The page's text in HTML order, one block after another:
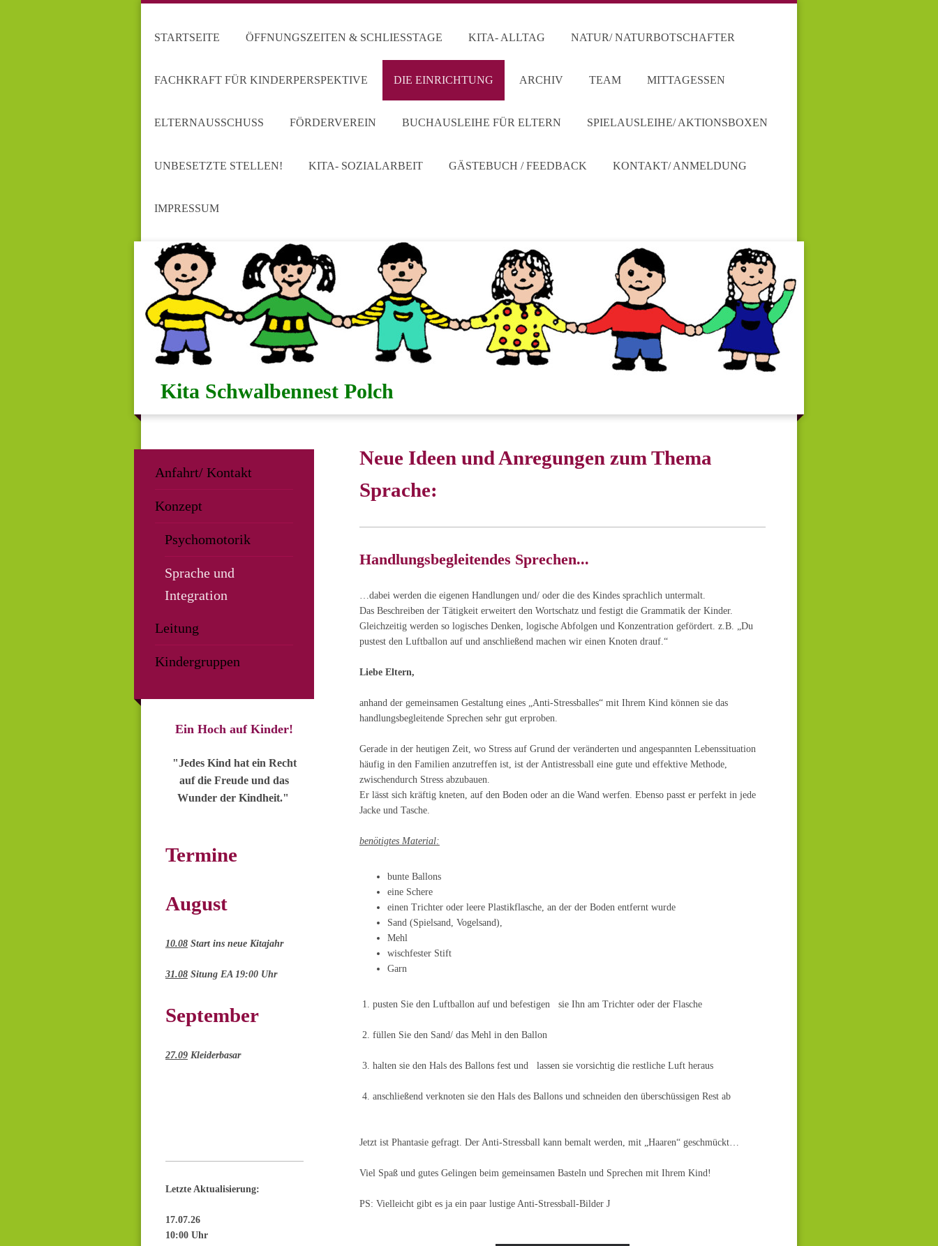
STARTSEITE ÖFFNUNGSZEITEN & SCHLIESSTAGE KITA- ALLTAG NATUR/ NATURBOTSCHAFTER
FACHKRAFT FÜR KINDERPERSPEKTIVE DIE EINRICHTUNG ARCHIV TEAM MITTAGESSEN
ELTERNAUSSCHUSS FÖRDERVEREIN BUCHAUSLEIHE FÜR ELTERN SPIELAUSLEIHE/ AKTIONSBOXEN
UNBESETZTE STELLEN! KITA- SOZIALARBEIT GÄSTEBUCH / FEEDBACK KONTAKT/ ANMELDUNG
IMPRESSUM
Kita Schwalbennest Polch
Neue Ideen und Anregungen zum Thema
Sprache:
Handlungsbegleitendes Sprechen...
…dabei werden die eigenen Handlungen und/ oder die des Kindes sprachlich untermalt.
Das Beschreiben der Tätigkeit erweitert den Wortschatz und festigt die Grammatik der Kinder.
Gleichzeitig werden so logisches Denken, logische Abfolgen und Konzentration gefördert. z.B. „Du
pustest den Luftballon auf und anschließend machen wir einen Knoten drauf.“
Liebe Eltern,
anhand der gemeinsamen Gestaltung eines „Anti-Stressballes“ mit Ihrem Kind können sie das
handlungsbegleitende Sprechen sehr gut erproben.
Gerade in der heutigen Zeit, wo Stress auf Grund der veränderten und angespannten Lebenssituation
häufig in den Familien anzutreffen ist, ist der Antistressball eine gute und effektive Methode,
zwischendurch Stress abzubauen.
Er lässt sich kräftig kneten, auf den Boden oder an die Wand werfen. Ebenso passt er perfekt in jede
Jacke und Tasche.
benötigtes Material:
bunte Ballons
eine Schere
einen Trichter oder leere Plastikflasche, an der der Boden entfernt wurde
Sand (Spielsand, Vogelsand),
Mehl
wischfester Stift
Garn
1. pusten Sie den Luftballon auf und befestigen sie Ihn am Trichter oder der Flasche
2. füllen Sie den Sand/ das Mehl in den Ballon
3. halten sie den Hals des Ballons fest und lassen sie vorsichtig die restliche Luft heraus
4. anschließend verknoten sie den Hals des Ballons und schneiden den überschüssigen Rest ab
Jetzt ist Phantasie gefragt. Der Anti-Stressball kann bemalt werden, mit „Haaren“ geschmückt…
Viel Spaß und gutes Gelingen beim gemeinsamen Basteln und Sprechen mit Ihrem Kind!
PS: Vielleicht gibt es ja ein paar lustige Anti-Stressball-Bilder J
Anfahrt/ Kontakt
Konzept
Psychomotorik
Sprache und
Integration
Leitung
Kindergruppen
Ein Hoch auf Kinder!
"Jedes Kind hat ein Recht
auf die Freude und das
Wunder der Kindheit."
Termine
August
10.08 Start ins neue Kitajahr
31.08 Situng EA 19:00 Uhr
September
27.09 Kleiderbasar
Letzte Aktualisierung:
17.07.26
10:00 Uhr